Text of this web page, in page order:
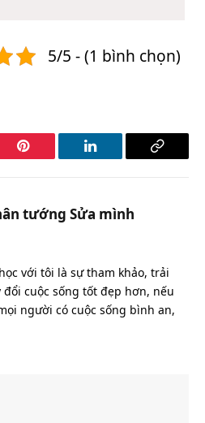
5/5 - (1 bình chọn)
Pinterest LinkedIn
Copy
tướng Sửa mình
với tôi là sự tham khảo, trải
cuộc sống tốt đẹp hơn, nếu
người có cuộc sống bình an,